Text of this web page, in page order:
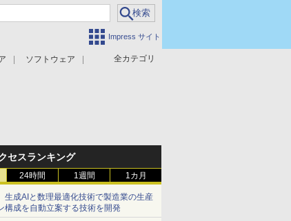
Impress サイト
全カテゴリ
ソフトウェア
セスランキング
24時間 1週間 1カ月
生成AIと数理最適化技術で製造業の生産
構成を自動立案する技術を開発